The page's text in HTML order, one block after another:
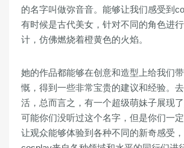
的名字叫做弥音音。能够让我们感受到
有时候是古代美女，针对不同的角色进
计，仿佛燃烧着橙黄色的火焰。
她的作品都能够在创意和造型上给我们
慨，得到一些非常宝贵的建议和经验。
活，总而言之，有一个超级萌妹子展现了
可能你们没听过这个名字，但是你们一
让观众能够体验到各种不同的新奇感受